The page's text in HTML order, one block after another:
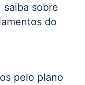
saiba sobre
do
pelo plano